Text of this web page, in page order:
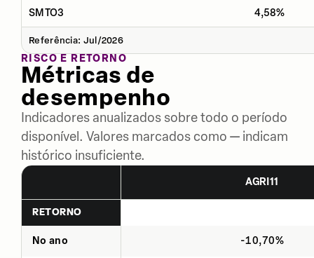
SMTO3 4,58%
Referência: Jul/2026
RISCO E RETORNO
Métricas de
desempenho
Indicadores anualizados sobre todo o período
disponível. Valores marcados como — indicam
histórico insuficiente.
AGRI11
RETORNO
No ano -10,70%